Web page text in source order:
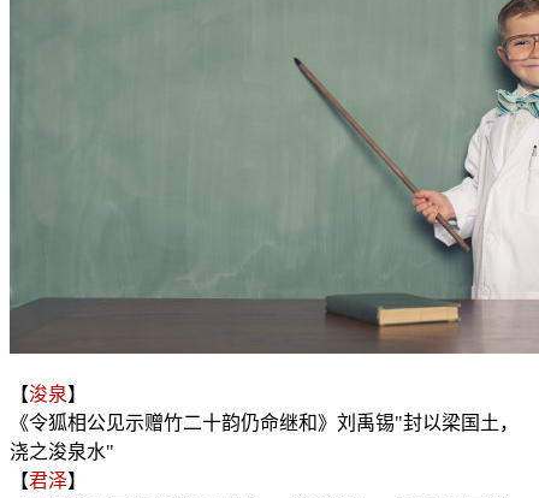
【浚泉】
《令狐相公见示赠竹二十韵仍命继和》刘禹锡"封以梁国土，
浇之浚泉水"
【君泽】